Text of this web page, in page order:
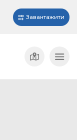
Завантажити